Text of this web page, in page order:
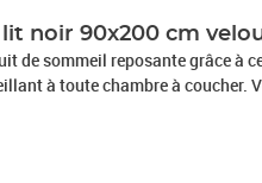
lit noir 90x200 cm
de sommeil reposante grâce à
à toute chambre à coucher.
qui se reconnaît à son tas
au toucher.Pieds de